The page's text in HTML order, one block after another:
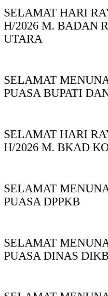
SELAMAT HARI
H/2026 M. BADAN
UTARA
SELAMAT
PUASA BUPATI
SELAMAT HARI
H/2026 M. BKAD
SELAMAT
PUASA DPPKB
SELAMAT
PUASA DINAS